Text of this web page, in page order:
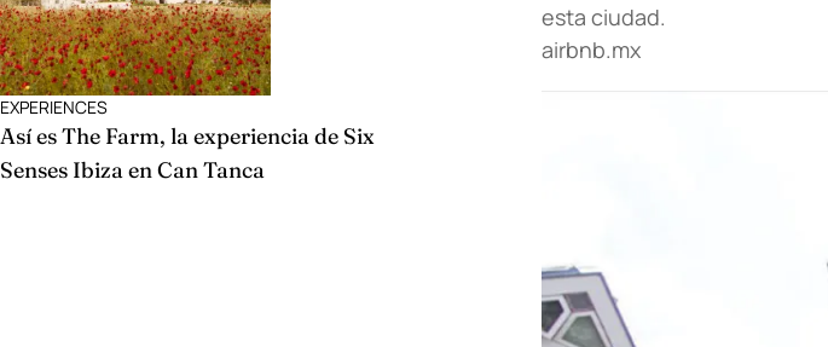
esta ciudad.
airbnb.mx
EXPERIENCES
Así es The Farm, la experiencia de Six
Senses Ibiza en Can Tanca